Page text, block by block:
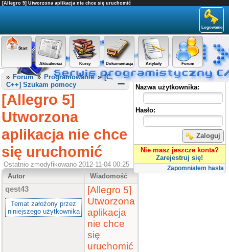
[Allegro 5] Utworzona aplikacja nie chce się uruchomić
Logowanie
Start
Aktualności Kursy Dokumentacja Artykuły Forum
Panel użytkownika
Nazwa użytkownika:
Hasło:
Zaloguj
Nie masz jeszcze konta?
Zarejestruj się!
Zapomniałem hasła
» Forum» Programowanie»[C,
C++] Szukam pomocy
[Allegro 5]
Utworzona
aplikacja nie chce
się uruchomić
Ostatnio zmodyfikowano 2012-11-04 00:25
Autor
Wiadomość
qest43
Temat założony przez
niniejszego użytkownika
[Allegro 5]
Utworzona
aplikacja
nie chce
się
uruchomić